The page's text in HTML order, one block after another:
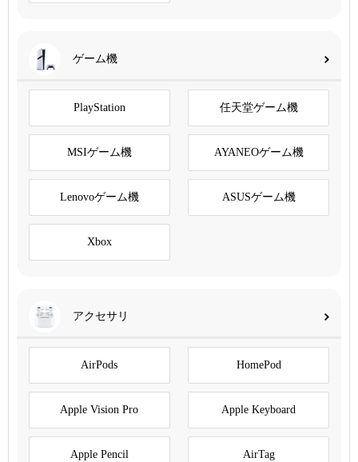
ゲーム機
PlayStation 任天堂ゲーム機
MSIゲーム機 AYANEOゲーム機
Lenovoゲーム機 ASUSゲーム機
Xbox
アクセサリ
AirPods HomePod
Apple Vision Pro Apple Keyboard
Apple Pencil AirTag